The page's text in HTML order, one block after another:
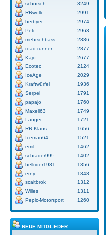
schorsch
3249
RRwolli
2991
herbyei
2974
Peti
2963
mehrschbass
2886
road-runner
2877
Kajo
2677
Ecotec
2124
IceAge
2029
Kraftwürfel
1936
Serpel
1791
papajo
1760
Maxell63
1749
Langer
1721
RR Klaus
1656
Iceman64
1521
emil
1462
schrader999
1402
hellrider1981
1356
erny
1348
scaltbrok
1312
Willes
1311
Pepic-Motorsport
1260
NEUE MITGLIEDER